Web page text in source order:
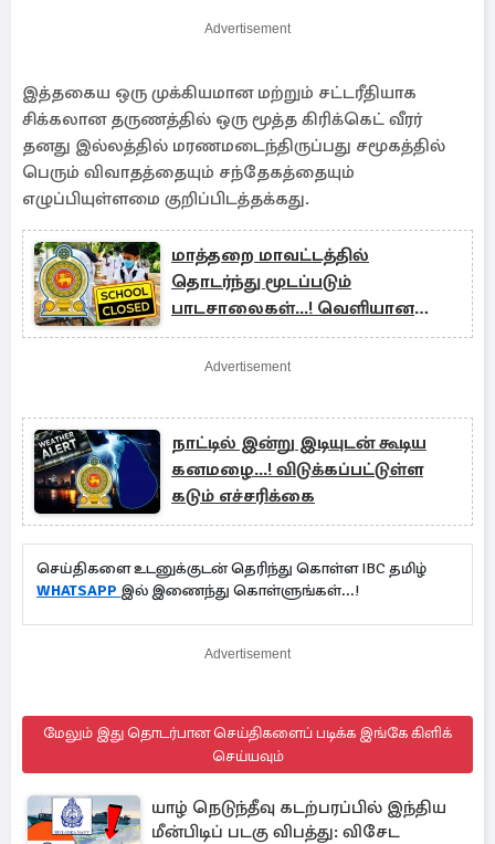
Advertisement
இத்தகைய ஒரு முக்கியமான மற்றும் சட்டரீதியாக
சிக்கலான தருணத்தில் ஒரு மூத்த கிரிக்கெட் வீரர்
தனது இல்லத்தில் மரணமடைந்திருப்பது சமூகத்தில்
பெரும் விவாதத்தையும் சந்தேகத்தையும்
எழுப்பியுள்ளமை குறிப்பிடத்தக்கது.
மாத்தறை மாவட்டத்தில்
தொடர்ந்து மூடப்படும்
பாடசாலைகள்...! வெளியான
அறிவிப்பு
Advertisement
நாட்டில் இன்று இடியுடன் கூடிய
கனமழை...! விடுக்கப்பட்டுள்ள
கடும் எச்சரிக்கை
செய்திகளை உடனுக்குடன் தெரிந்து கொள்ள IBC தமிழ்
WHATSAPP இல் இணைந்து கொள்ளுங்கள்...!
Advertisement
மேலும் இது தொடர்பான செய்திகளைப் படிக்க இங்கே கிளிக்
செய்யவும்
யாழ் நெடுந்தீவு கடற்பரப்பில் இந்திய
மீன்பிடிப் படகு விபத்து: விசேட